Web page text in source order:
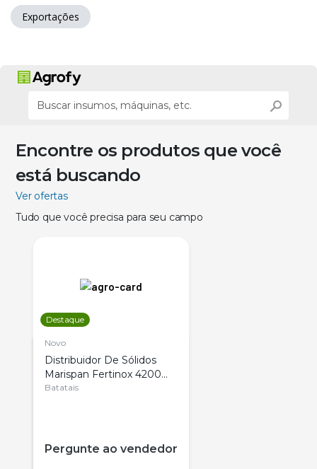
Exportações
Encontre os produtos que você
está buscando
Ver ofertas
Tudo que você precisa para seu campo
Destaque
Novo
Distribuidor De Sólidos
Marispan Fertinox 4200
Citrus
Batatais
Pergunte ao vendedor